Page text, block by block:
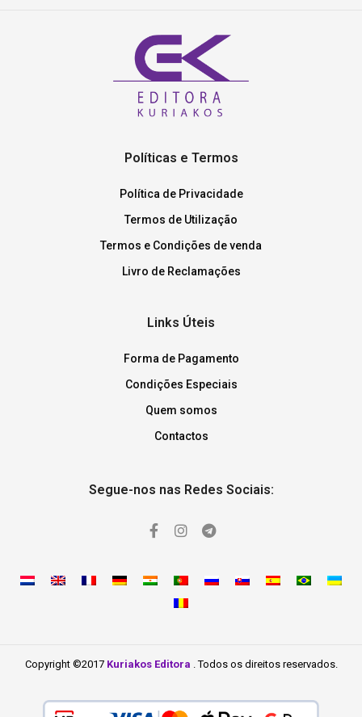
Políticas e Termos
Política de Privacidade
Termos de Utilização
Termos e Condições de venda
Livro de Reclamações
Links Úteis
Forma de Pagamento
Condições Especiais
Quem somos
Contactos
Segue-nos nas Redes Sociais:
Copyright ©2017 Kuriakos Editora . Todos os direitos reservados.